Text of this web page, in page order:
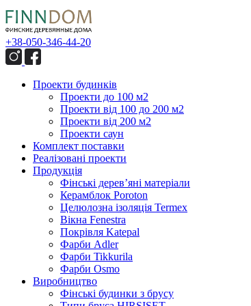
+38-050-346-44-20
Проекти будинків
Проекти до 100 м2
Проекти від 100 до 200 м2
Проекти від 200 м2
Проекти саун
Комплект поставки
Реалізовані проекти
Продукція
Фінські дерев’яні матеріали
Керамблок Poroton
Целюлозна ізоляція Termex
Вікна Fenestra
Покрівля Katepal
Фарби Adler
Фарби Tikkurila
Фарби Osmo
Виробництво
Фінські будинки з брусу